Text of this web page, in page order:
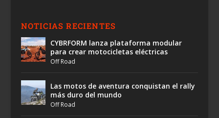
NOTICIAS RECIENTES
CYBRFORM lanza plataforma modular
para crear motocicletas eléctricas
Off Road
Las motos de aventura conquistan el rally
más duro del mundo
Off Road